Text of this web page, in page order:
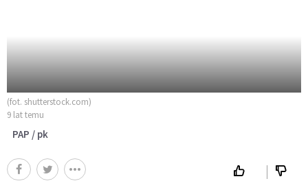
(fot. shutterstock.com)
9 lat temu
PAP / pk